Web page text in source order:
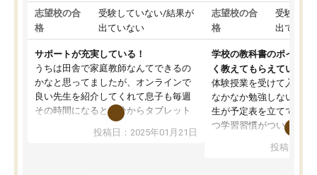
志望校の合
格
受験していない/結果が
出ていない
サポートが充実している！
うちは田舎で家庭教師なんてできるの
かなと思ってましたが、オンラインで
良い先生を紹介してくれて息子も毎週
その時間になると自分からタブレット
を開いてzoomを繋げるようになりまし
た！5科目なんでもOKなのもとても気
投稿日：2025年01月21日
志望校の合
格
受験して
出ていな
学校の教科書のポイント
く教えてもらえている
体験授業を受けて入塾し
なかなか勉強しない息子
生が予定表を立ててくれ
つ学習習慣がついてきま
指導が無い日も予定表
投稿日：